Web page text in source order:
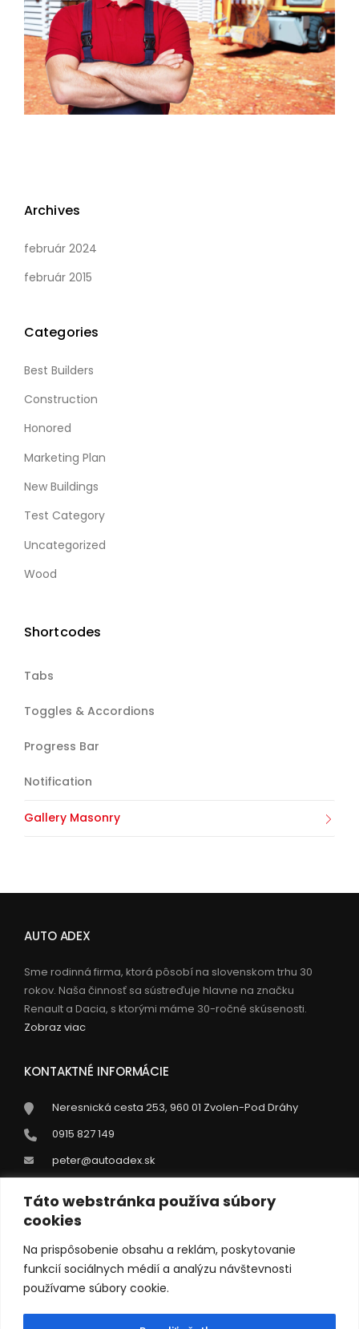
Táto webstránka používa súbory
cookies
Na prispôsobenie obsahu a reklám, poskytovanie
funkcií sociálnych médií a analýzu návštevnosti
používame súbory cookie.
Archives
február 2024
február 2015
Categories
Best Builders
Construction
Honored
Marketing Plan
New Buildings
Test Category
Uncategorized
Wood
Shortcodes
Tabs
Toggles & Accordions
Progress Bar
Notification
Gallery Masonry
AUTO ADEX
Sme rodinná firma, ktorá pôsobí na slovenskom trhu 30
rokov. Naša činnosť sa sústreďuje hlavne na značku
Renault a Dacia, s ktorými máme 30-ročné skúsenosti.
Zobraz viac
KONTAKTNÉ INFORMÁCIE
Neresnická cesta 253, 960 01 Zvolen-Pod Dráhy
0915 827 149
peter@autoadex.sk
OTVÁRACIE HODINY
Pondelok - Piatok:
07:00 - 16:00
Sobota:
Zatvorené